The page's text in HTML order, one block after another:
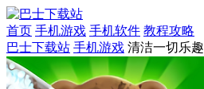
首页 手机游戏 手机软件 教程攻略
巴士下载站 手机游戏 清洁一切乐趣